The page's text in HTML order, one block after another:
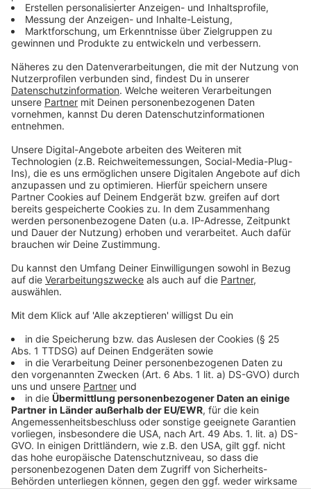
Anzeige
Wir benötigen Ihre
Zustimmung, um den YouTube
Video-Service zu laden!
Drittanbieters, um Videoinhalte
einzubetten. Dieser Service kann
Daten zu Ihren Aktivitäten
sammeln. Bitte lesen Sie die
Details durch und stimmen Sie der
Nutzung des Service zu, um dieses
Video anzusehen.
Mehr Informationen
Akzeptieren
powered by Usercentrics Consent
Management Platform
Mit "Weekends" kehrt Freya Ridings auf die große
Bühne zurück, wir haben den Song für euch im besten
Anzeige
Anzeige